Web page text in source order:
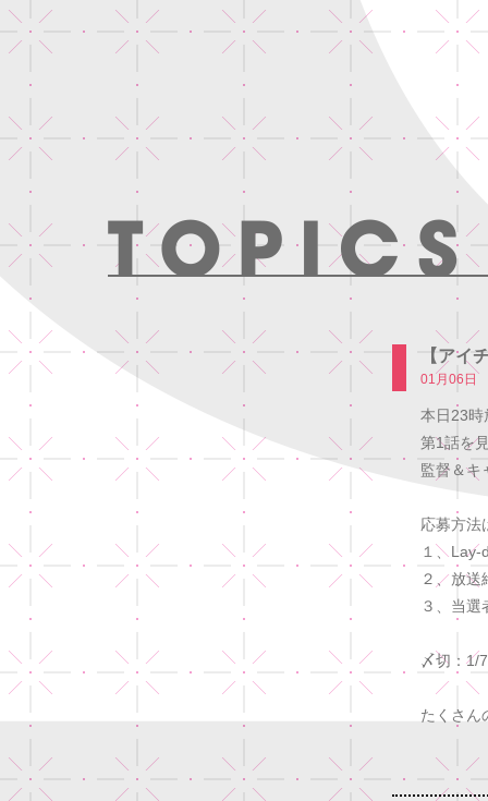
【アイ
01月06日
本日23
第1話を
監督＆キ
応募方法
１、Lay-
２、放
３、当選
〆切：1/
たくさん